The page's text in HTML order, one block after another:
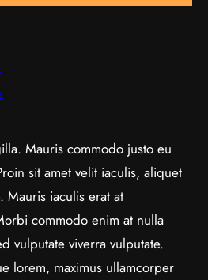
Mauris commodo justo eu
sit amet velit iaculis, aliquet
Mauris iaculis erat at
commodo enim at nulla
vulputate viverra vulputate.
lorem, maximus ullamcorper